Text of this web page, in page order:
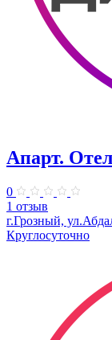
Апарт.
0
1 отзыв
г.Грозный,
Круглосуточно